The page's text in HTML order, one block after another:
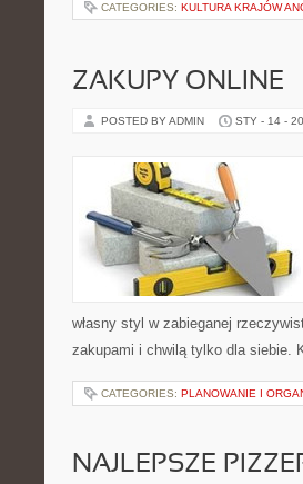
CATEGORIES: KULTURA KRAJÓW
ZAKUPY ONLINE
POSTED BY ADMIN STY - 14 -
własny styl w zabieganej
zakupami i chwilą tylko dla siebie.
CATEGORIES: PLANOWANIE I
NAJLEPSZE